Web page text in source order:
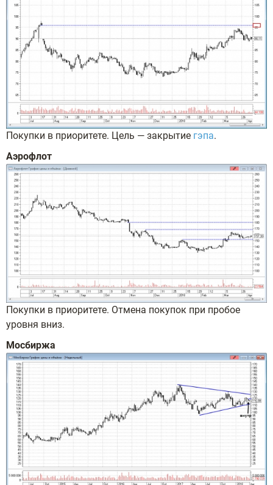
Покупки в приоритете. Цель — закрытие гэпа.
Аэрофлот
Покупки в приоритете. Отмена покупок при пробое
уровня вниз.
Мосбиржа